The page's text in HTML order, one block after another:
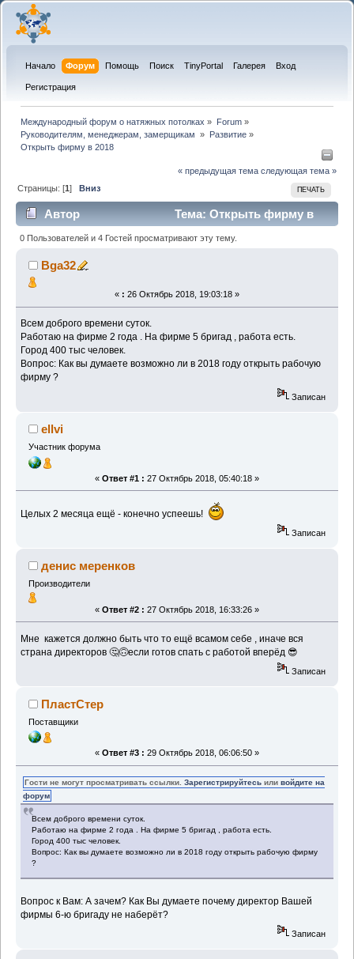
Начало Форум Помощь Поиск TinyPortal Галерея Вход
Регистрация
Международный форум о натяжных потолках » Forum»
Руководителям, менеджерам, замерщикам » Развитие»
Открыть фирму в 2018
« предыдущая тема следующая тема »
ПЕЧАТЬ
Страницы: [1] Вниз
Автор
Тема: Открыть фирму в
2018 (Прочитано 9441 раз)
0 Пользователей и 4 Гостей просматривают эту тему.
Bga32
« : 26 Октябрь 2018, 19:03:18 »
Всем доброго времени суток.
Работаю на фирме 2 года . На фирме 5 бригад , работа есть.
Город 400 тыс человек.
Вопрос: Как вы думаете возможно ли в 2018 году открыть рабочую
фирму ?
Записан
ellvi
Участник форума
« Ответ #1 : 27 Октябрь 2018, 05:40:18 »
Целых 2 месяца ещё - конечно успеешь!
Записан
денис меренков
Производители
« Ответ #2 : 27 Октябрь 2018, 16:33:26 »
Мне кажется должно быть что то ещё всамом себе , иначе вся
страна директоров 🤔🙃если готов спать с работой вперёд 😎
Записан
ПластСтер
Поставщики
« Ответ #3 : 29 Октябрь 2018, 06:06:50 »
Гости не могут просматривать ссылки.Зарегистрируйтесь иливойдите на
форум
Всем доброго времени суток.
Работаю на фирме 2 года . На фирме 5 бригад , работа есть.
Город 400 тыс человек.
Вопрос: Как вы думаете возможно ли в 2018 году открыть рабочую фирму
?
Вопрос к Вам: А зачем? Как Вы думаете почему директор Вашей
фирмы 6-ю бригаду не наберёт?
Записан